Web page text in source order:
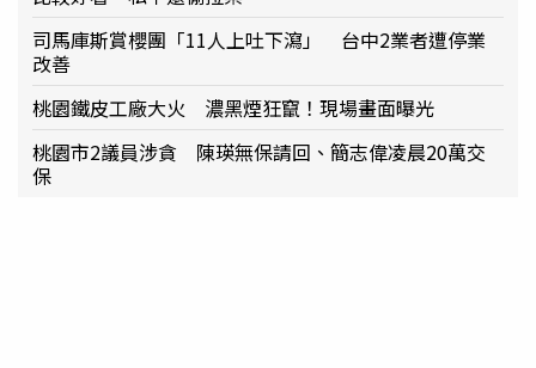
司馬庫斯賞櫻團「11人上吐下瀉」 台中2業者遭停業
改善
桃園鐵皮工廠大火 濃黑煙狂竄！現場畫面曝光
桃園市2議員涉貪 陳瑛無保請回、簡志偉凌晨20萬交
保